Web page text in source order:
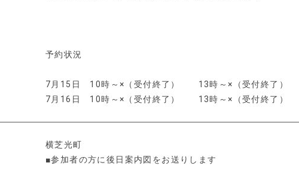
予約状況
7月15日 10時～×（受付終了） 13時～×（受付終了
7月16日 10時～×（受付終了） 13時～×（受付終了）
横芝光町
■参加者の方に後日案内図をお送りします